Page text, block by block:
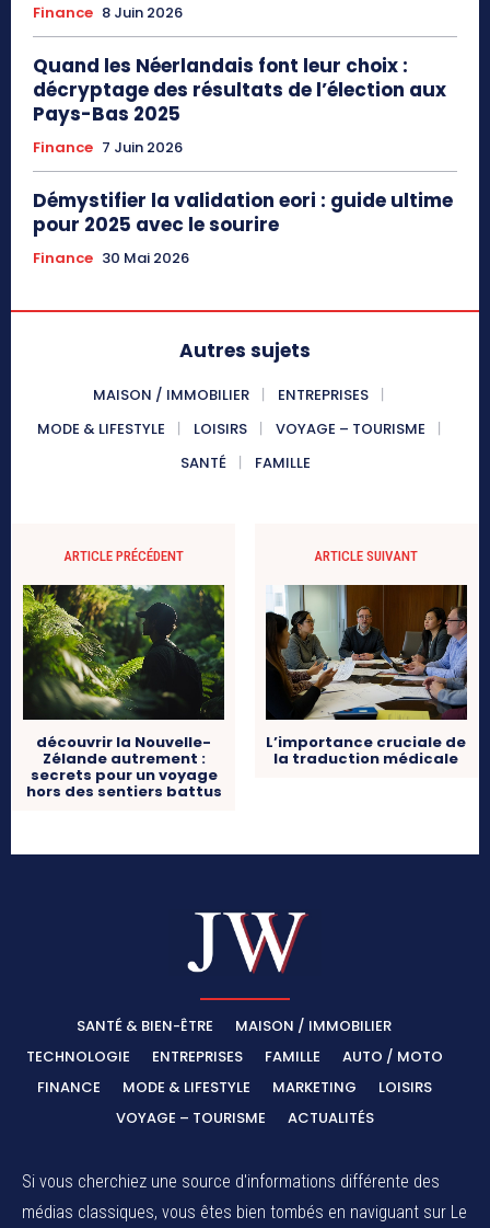
Finance 8 Juin 2026
Quand les Néerlandais font leur choix :
décryptage des résultats de l’élection aux
Pays-Bas 2025
Finance 7 Juin 2026
Démystifier la validation eori : guide ultime
pour 2025 avec le sourire
Finance 30 Mai 2026
Autres sujets
MAISON / IMMOBILIER
ENTREPRISES
MODE & LIFESTYLE
LOISIRS
VOYAGE – TOURISME
SANTÉ
FAMILLE
ARTICLE PRÉCÉDENT
découvrir la Nouvelle-
Zélande autrement :
secrets pour un voyage
hors des sentiers battus
ARTICLE SUIVANT
L’importance cruciale de
la traduction médicale
SANTÉ & BIEN-ÊTRE
MAISON / IMMOBILIER
TECHNOLOGIE
ENTREPRISES FAMILLE
AUTO / MOTO
FINANCE
MODE & LIFESTYLE MARKETING
LOISIRS
VOYAGE – TOURISME
ACTUALITÉS
Si vous cherchiez une source d'informations différente des
médias classiques, vous êtes bien tombés en naviguant sur Le